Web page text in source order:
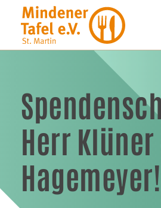
Herr Klüner
Hagemeyer!